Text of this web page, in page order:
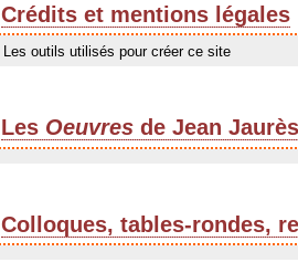
Crédits et mentions légales
Les outils utilisés pour créer ce site
Les Oeuvres de Jean
Colloques, tables-rondes,